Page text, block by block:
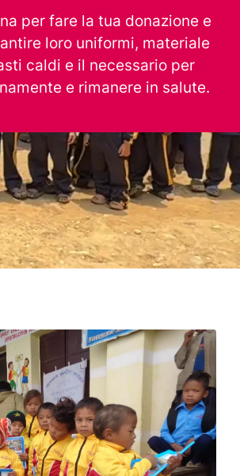
per fare la tua donazione e
loro uniformi, materiale
caldi e il necessario per
e rimanere in salute.